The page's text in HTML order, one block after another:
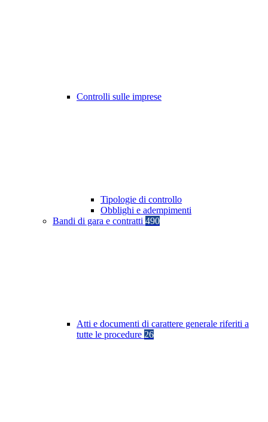
Controlli sulle imprese
Tipologie di controllo
Obblighi e adempimenti
Bandi di gara e contratti 490
Atti e documenti di carattere generale riferiti a
tutte le procedure 26